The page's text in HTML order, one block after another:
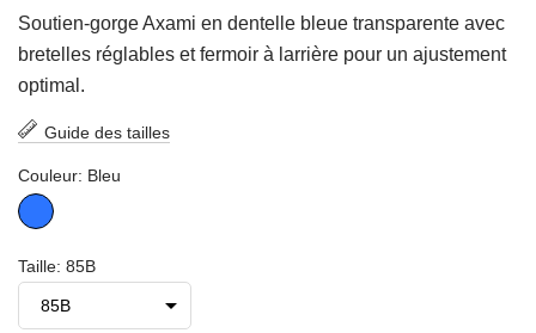
Soutien-gorge Axami en dentelle bleue transparente avec
bretelles réglables et fermoir à larrière pour un ajustement
optimal.
Guide des tailles
Couleur: Bleu
Bleu
Taille: 85B